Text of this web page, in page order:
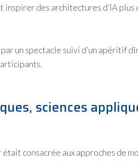
inspirer des architectures d’IA
par un spectacle suivi d’un apéritif
sciences
consacrée aux approches de